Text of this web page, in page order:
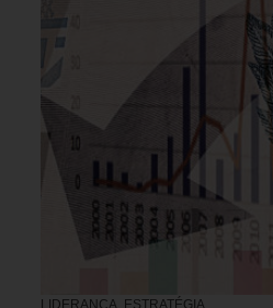
LIDERANÇA, ESTRATÉGIA